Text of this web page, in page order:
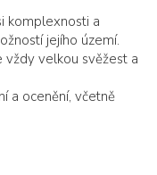
komplexnosti a
jejího území.
vždy velkou svěžest a
a ocenění, včetně